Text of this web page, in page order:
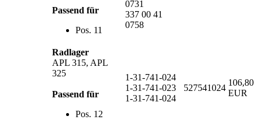
Passend für
Pos. 11
0731
337 00 41
0758
Radlager
APL 315, APL
325
Passend für
Pos. 12
1-31-741-024
1-31-741-023
1-31-741-024
527541024
106,80
EUR